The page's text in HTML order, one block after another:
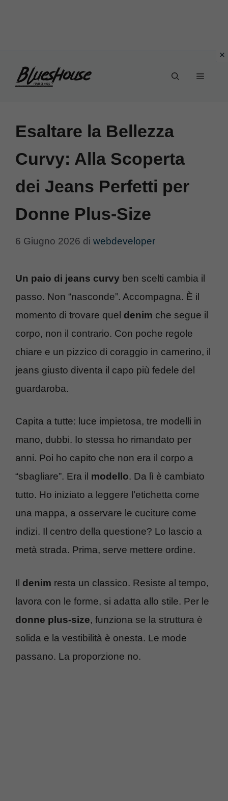
Menu
Esaltare la Bellezza
Curvy: Alla Scoperta
dei Jeans Perfetti per
Donne Plus-Size
6 Giugno 2026 di webdeveloper
Un paio di jeans curvy ben scelti cambia il
passo. Non “nasconde”. Accompagna. È il
momento di trovare quel denim che segue il
corpo, non il contrario. Con poche regole
chiare e un pizzico di coraggio in camerino, il
jeans giusto diventa il capo più fedele del
guardaroba.
Capita a tutte: luce impietosa, tre modelli in
mano, dubbi. Io stessa ho rimandato per
anni. Poi ho capito che non era il corpo a
“sbagliare”. Era il modello. Da lì è cambiato
tutto. Ho iniziato a leggere l’etichetta come
una mappa, a osservare le cuciture come
indizi. Il centro della questione? Lo lascio a
metà strada. Prima, serve mettere ordine.
Il denim resta un classico. Resiste al tempo,
lavora con le forme, si adatta allo stile. Per le
donne plus-size, funziona se la struttura è
solida e la vestibilità è onesta. Le mode
passano. La proporzione no.